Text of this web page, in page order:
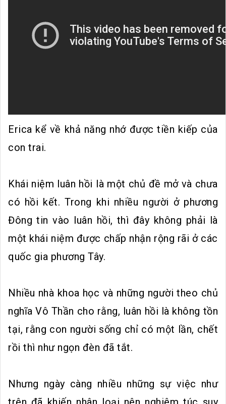
Erica kể về khả năng nhớ được tiền kiếp của
con trai.
Khái niệm luân hồi là một chủ đề mở và chưa
có hồi kết. Trong khi nhiều người ở phương
Đông tin vào luân hồi, thì đây không phải là
một khái niệm được chấp nhận rộng rãi ở các
quốc gia phương Tây.
Nhiều nhà khoa học và những người theo chủ
nghĩa Vô Thần cho rằng, luân hồi là không tồn
tại, rằng con người sống chỉ có một lần, chết
rồi thì như ngọn đèn đã tắt.
Nhưng ngày càng nhiều những sự việc như